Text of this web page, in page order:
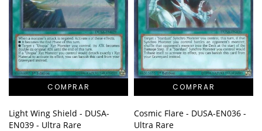
Light Wing Shield - DUSA-
EN039 - Ultra Rare
Cosmic Flare - DUSA-EN036 -
Ultra Rare